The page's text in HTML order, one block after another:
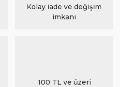
Kolay iade ve değişim
imkanı
100 TL ve üzeri